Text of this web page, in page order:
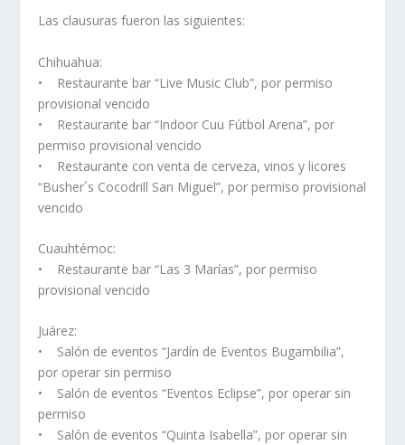
Las clausuras fueron las siguientes:
Chihuahua:
• Restaurante bar “Live Music Club”, por permiso
provisional vencido
• Restaurante bar “Indoor Cuu Fútbol Arena”, por
permiso provisional vencido
• Restaurante con venta de cerveza, vinos y licores
“Busher´s Cocodrill San Miguel”, por permiso provisional
vencido
Cuauhtémoc:
• Restaurante bar “Las 3 Marías”, por permiso
provisional vencido
Juárez:
• Salón de eventos “Jardín de Eventos Bugambilia”,
por operar sin permiso
• Salón de eventos “Eventos Eclipse”, por operar sin
permiso
• Salón de eventos “Quinta Isabella”, por operar sin